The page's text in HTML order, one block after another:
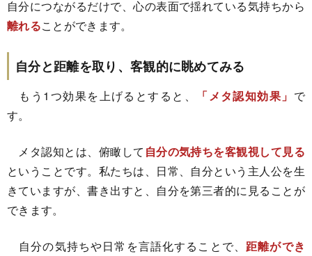
自分につながるだけで、心の表面で揺れている気持ちから
離れることができます。
自分と距離を取り、客観的に眺めてみる
もう1つ効果を上げるとすると、 「メタ認知効果」 で
す。
メタ認知とは、俯瞰して 自分の気持ちを客観視して見る
ということです。私たちは、日常、自分という主人公を生
きていますが、書き出すと、自分を第三者的に見ることが
できます。
自分の気持ちや日常を言語化することで、 距離ができ